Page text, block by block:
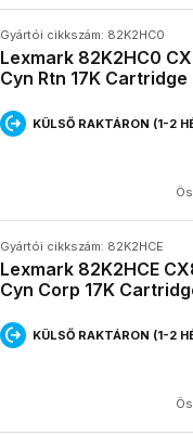
Gyártói cikkszám: 82K2HC0
Lexmark 82K2HC0
Cyn Rtn 17K Cartridge
KÜLSŐ RAKTÁRON (1-2
Gyártói cikkszám: 82K2HCE
Lexmark 82K2HCE
Cyn Corp 17K
KÜLSŐ RAKTÁRON (1-2